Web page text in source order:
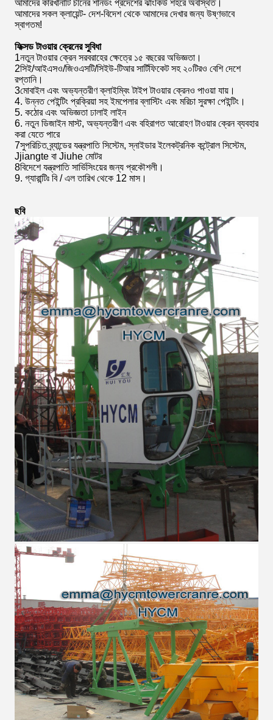
আমাদের কারখানাটি চীনের শানডং প্রদেশের ঝাংকিউ শহরে অবস্থিত।
আমাদের সকল ক্লায়েন্ট- দেশ-বিদেশ থেকে আমাদের দেখার জন্য উষ্ণভাবে
স্বাগতম!
ফিক্সড টাওয়ার ক্রেনের সুবিধা
1নতুন টাওয়ার ক্রেন সরবরাহের ক্ষেত্রে ১৫ বছরের অভিজ্ঞতা।
2সিই/আইএসও/জিওএসটি/সিইউ-টিআর সার্টিফিকেট সহ ২০টিরও বেশি দেশে
রপ্তানি।
3মোবাইল এবং অভ্যন্তরীণ ক্লাইম্বিং টাইপ টাওয়ার ক্রেনও পাওয়া যায়।
4. উন্নত পেইন্টিং প্রক্রিয়া সহ ইমপেলার ব্লাস্টিং এবং মরিচা সুরক্ষা পেইন্টিং।
5. কঠোর এবং অভিজ্ঞতা ঢালাই লাইন
6. নতুন ডিজাইন মাস্ট, অভ্যন্তরীণ এবং বহিরাগত আরোহণ টাওয়ার ক্রেন ব্যবহার
করা যেতে পারে
7সুপরিচিত ব্র্যান্ডের যন্ত্রপাতি সিস্টেম, স্নাইডার ইলেকট্রনিক কন্ট্রোল সিস্টেম,
Jjiangte বা Jiuhe মোটর
8বিদেশে যন্ত্রপাতি সার্ভিসিংয়ের জন্য প্রকৌশলী।
9. গ্যারান্টিঃ বি / এল তারিখ থেকে 12 মাস।
ছবি